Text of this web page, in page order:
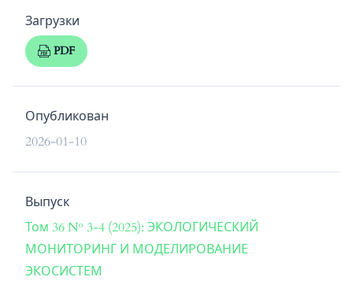
Загрузки
PDF
Опубликован
2026-01-10
Выпуск
Том 36 № 3-4 (2025): ЭКОЛОГИЧЕСКИЙ
МОНИТОРИНГ И МОДЕЛИРОВАНИЕ
ЭКОСИСТЕМ